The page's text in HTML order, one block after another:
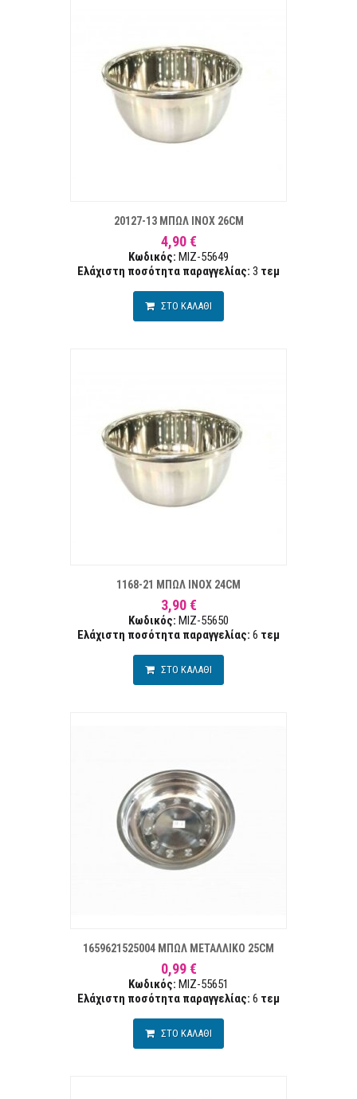
20127-13 ΜΠΩΛ INOX 26CM
4,90 €
Κωδικός: MIZ-55649
Ελάχιστη ποσότητα παραγγελίας: 3 τεμ
ΣΤΟ ΚΑΛΑΘΙ
1168-21 ΜΠΩΛ INOX 24CM
3,90 €
Κωδικός: MIZ-55650
Ελάχιστη ποσότητα παραγγελίας: 6 τεμ
ΣΤΟ ΚΑΛΑΘΙ
1659621525004 ΜΠΩΛ ΜΕΤΑΛΛΙΚΟ 25CM
0,99 €
Κωδικός: MIZ-55651
Ελάχιστη ποσότητα παραγγελίας: 6 τεμ
ΣΤΟ ΚΑΛΑΘΙ